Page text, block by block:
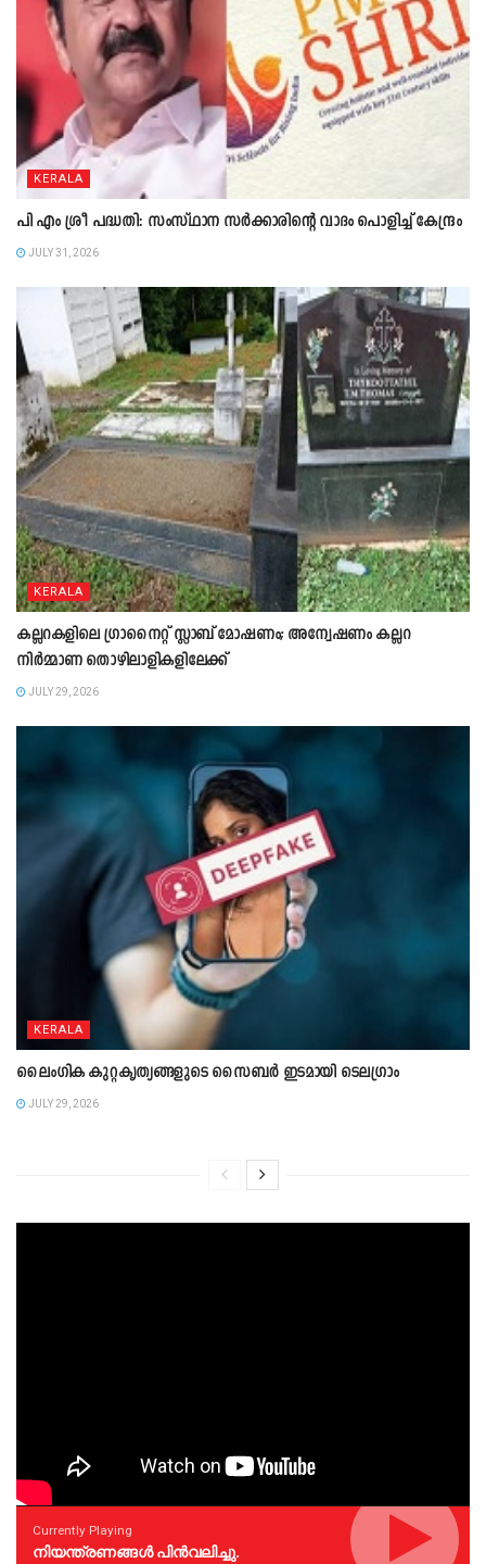
KERALA
പി എം ശ്രീ പദ്ധതി: സംസ്ഥാന സർക്കാരിന്റെ വാദം പൊളിച്ച് കേന്ദ്രം
JULY 31, 2026
KERALA
കല്ലറകളിലെ ഗ്രാനൈറ്റ് സ്ലാബ് മോഷണം; അന്വേഷണം കല്ലറ
നിർമ്മാണ തൊഴിലാളികളിലേക്ക്
JULY 29, 2026
KERALA
ലൈംഗിക കുറ്റകൃത്യങ്ങളുടെ സൈബർ ഇടമായി ടെലഗ്രാം
JULY 29, 2026
Currently Playing
നിയന്ത്രണങ്ങള്‍ പിന്‍വലിച്ചു.